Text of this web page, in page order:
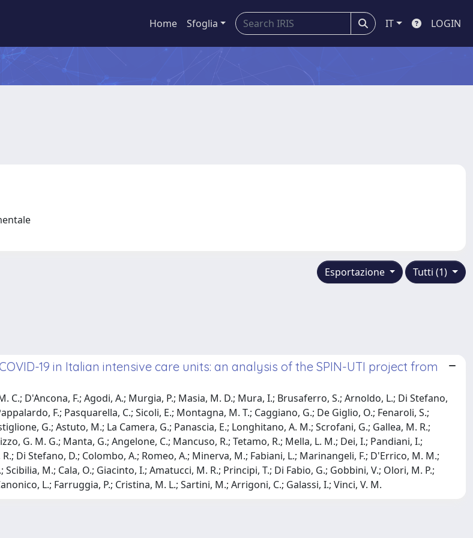
Home Sfoglia IT LOGIN
Tutti (1)
Esportazione
19 in Italian intensive care units: an analysis of the SPIN-UTI project from
C.; D'Ancona, F.; Agodi, A.; Murgia, P.; Masia, M. D.; Mura, I.; Brusaferro, S.; Arnoldo, L.; Di Stefano,
F.; Pasquarella, C.; Sicoli, E.; Montagna, M. T.; Caggiano, G.; De Giglio, O.; Fenaroli, S.;
G.; Astuto, M.; La Camera, G.; Panascia, E.; Longhitano, A. M.; Scrofani, G.; Gallea, M. R.;
G. M. G.; Manta, G.; Angelone, C.; Mancuso, R.; Tetamo, R.; Mella, L. M.; Dei, I.; Pandiani, I.;
Di Stefano, D.; Colombo, A.; Romeo, A.; Minerva, M.; Fabiani, L.; Marinangeli, F.; D'Errico, M. M.;
M.; Cala, O.; Giacinto, I.; Amatucci, M. R.; Principi, T.; Di Fabio, G.; Gobbini, V.; Olori, M. P.;
L.; Farruggia, P.; Cristina, M. L.; Sartini, M.; Arrigoni, C.; Galassi, I.; Vinci, V. M.